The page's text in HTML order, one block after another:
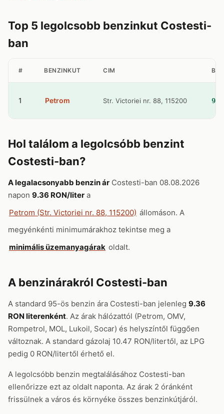
Top 5 legolcsobb benzinkut Costesti-
ban
# BENZINKUT CIM
1 Petrom Str. Victoriei nr. 88, 115200
Hol találom a legolcsóbb benzint
Costesti-ban?
A legalacsonyabb benzin ár Costesti-ban 08.08.2026
napon 9.36 RON/liter a
Petrom (Str. Victoriei nr. 88, 115200) állomáson. A
megyénkénti minimumárakhoz tekintse meg a
minimális üzemanyagárak oldalt.
A benzinárakról Costesti-ban
A standard 95-ös benzin ára Costesti-ban jelenleg 9.36
RON literenként. Az árak hálózattól (Petrom, OMV,
Rompetrol, MOL, Lukoil, Socar) és helyszíntől függően
változnak. A standard gázolaj 10.47 RON/litertől, az LPG
pedig 0 RON/litertől érhető el.
A legolcsóbb benzin megtalálásához Costesti-ban
ellenőrizze ezt az oldalt naponta. Az árak 2 óránként
frissülnek a város és környéke összes benzinkútjáról.